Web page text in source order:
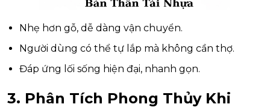
Nhẹ hơn gỗ, dễ dàng vận chuyển.
Người dùng có thể tự lắp mà không cần thợ.
Đáp ứng lối sống hiện đại, nhanh gọn.
3. Phân Tích Phong Thủy Khi